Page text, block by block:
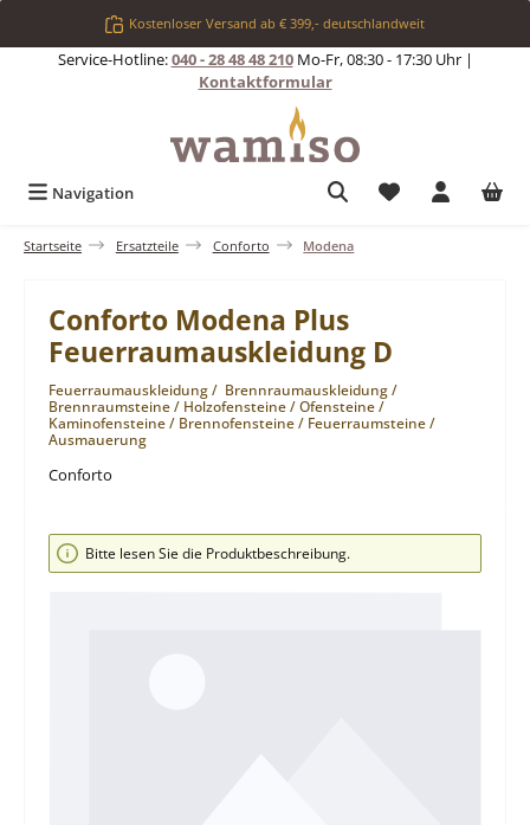
Zum Hauptinhalt springenKostenloser Versand ab € 399,- deutschlandweit
Service-Hotline:040 - 28 48 48 210Mo-Fr, 08:30 - 17:30 Uhr |
Kontaktformular
Navigation Du hast 0
Startseite Ersatzteile Conforto Modena
Conforto Modena Plus
Feuerraumauskleidung D
Feuerraumauskleidung / Brennraumauskleidung /
Brennraumsteine / Holzofensteine / Ofensteine /
Kaminofensteine / Brennofensteine / Feuerraumsteine /
Ausmauerung
Conforto
Bildergalerie überspringen
Bitte lesen Sie die Produktbeschreibung.